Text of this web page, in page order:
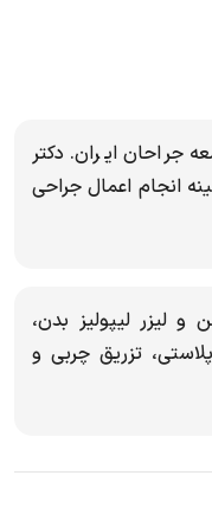
ایران. دکتر
در زمینه انجام اعمال جراحی
لیزر لیپولیز بدن،
تزریق چربی و